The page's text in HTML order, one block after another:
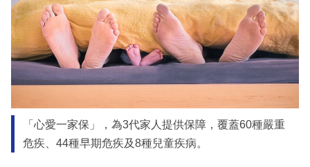
「心愛一家保」，為3代家人提供保障，覆蓋60種嚴重
危疾、44種早期危疾及8種兒童疾病。